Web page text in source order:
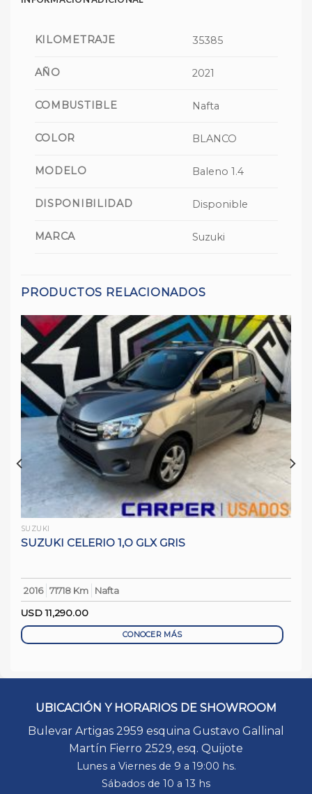
KILOMETRAJE 35385
AÑO 2021
COMBUSTIBLE Nafta
COLOR BLANCO
MODELO Baleno 1.4
DISPONIBILIDAD Disponible
MARCA Suzuki
PRODUCTOS RELACIONADOS
SUZUKI
SUZUKI CELERIO 1,O GLX GRIS
2016 71718 Km
Nafta
USD11,290.00
CONOCER MÁS
UBICACIÓN Y HORARIOS DE SHOWROOM
Bulevar Artigas 2959 esquina Gustavo Gallinal
Martín Fierro 2529, esq. Quijote
Lunes a Viernes de 9 a 19:00 hs.
Sábados de 10 a 13 hs